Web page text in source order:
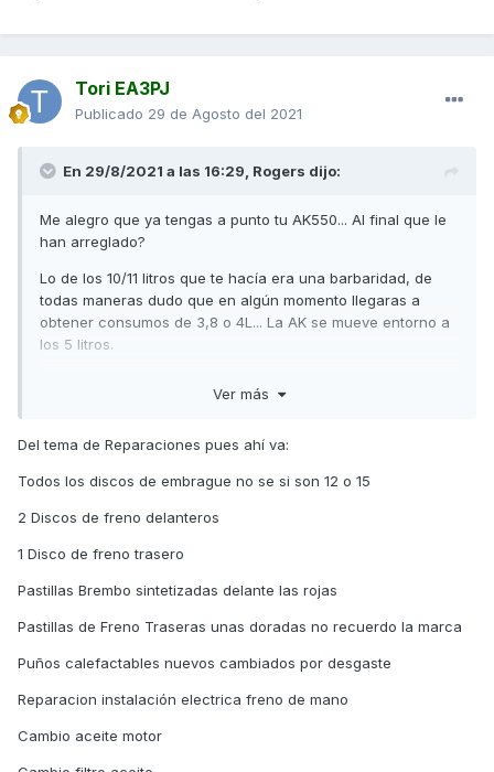
Tori EA3PJ
Publicado 29 de Agosto del 2021
En 29/8/2021 a las 16:29, Rogers dijo:
Me alegro que ya tengas a punto tu AK550... Al final que le
han arreglado?
Lo de los 10/11 litros que te hacía era una barbaridad, de
todas maneras dudo que en algún momento llegaras a
obtener consumos de 3,8 o 4L... La AK se mueve entorno a
los 5 litros.
Ver más
Del tema de Reparaciones pues ahí va:
Todos los discos de embrague no se si son 12 o 15
2 Discos de freno delanteros
1 Disco de freno trasero
Pastillas Brembo sintetizadas delante las rojas
Pastillas de Freno Traseras unas doradas no recuerdo la marca
Puños calefactables nuevos cambiados por desgaste
Reparacion instalación electrica freno de mano
Cambio aceite motor